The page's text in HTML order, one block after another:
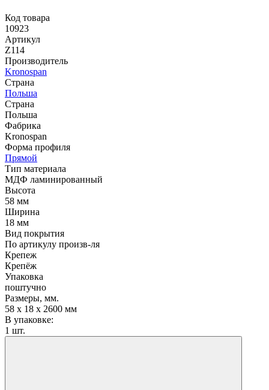
Код товара
10923
Артикул
Z114
Производитель
Kronospan
Страна
Польша
Страна
Польша
Фабрика
Kronospan
Форма профиля
Прямой
Тип материала
МДФ ламинированный
Высота
58 мм
Ширина
18 мм
Вид покрытия
По артикулу произв-ля
Крепеж
Крепёж
Упаковка
поштучно
Размеры, мм.
58 х 18 х 2600 мм
В упаковке:
1 шт.